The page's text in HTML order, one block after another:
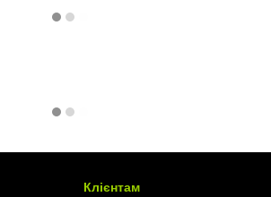
Клієнтам